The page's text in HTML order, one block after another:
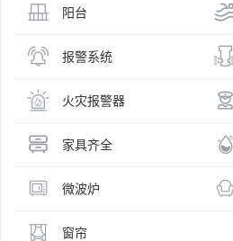
阳台
报警系统
火灾报警器
家具齐全
微波炉
窗帘